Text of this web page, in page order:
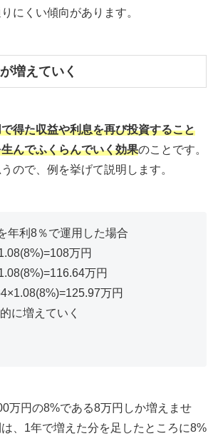
にくい傾向があります。
増えていく
得た収益や利息を再び投資すること
んでふくらんでいく効果のことです。
ので、例を挙げて説明します。
年利8％で運用した場合
万円
万円
万円
に増えていく
万円の8%である8万円しか増えませ
、1年で増えた分を足したところに8%